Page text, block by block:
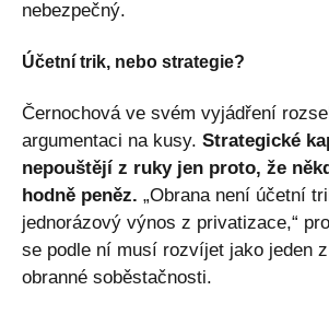
nebezpečný.
Účetní trik, nebo strategie?
Černochová ve svém vyjádření
argumentaci na kusy. Strategické
nepouštějí z ruky jen proto, že
hodně peněz. „Obrana není účetní
jednorázový výnos z privatizace,“
se podle ní musí rozvíjet jako jeden
obranné soběstačnosti.